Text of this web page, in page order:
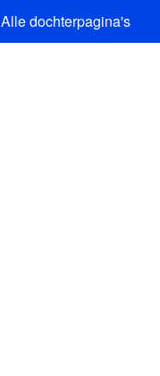
Alle dochterpagina's